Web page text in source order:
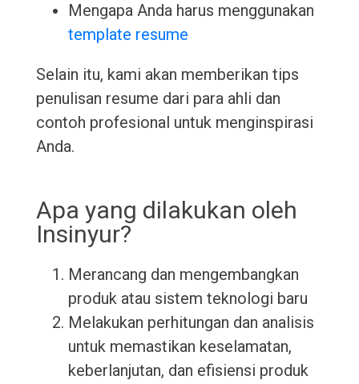
Mengapa Anda harus menggunakan
template resume
Selain itu, kami akan memberikan tips
penulisan resume dari para ahli dan
contoh profesional untuk menginspirasi
Anda.
Apa yang dilakukan oleh
Insinyur?
Merancang dan mengembangkan
produk atau sistem teknologi baru
Melakukan perhitungan dan analisis
untuk memastikan keselamatan,
keberlanjutan, dan efisiensi produk